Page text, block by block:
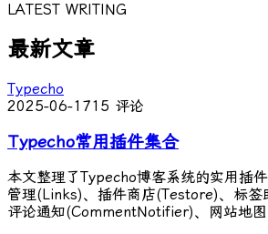
LATEST WRITING
最新文章
Typecho
2025-06-1715 评论
Typecho常用插件集合
本文整理了Typecho博客系统的实用插
管理(Links)、插件商店(Testore)、标签
评论通知(CommentNotifier)、网站地